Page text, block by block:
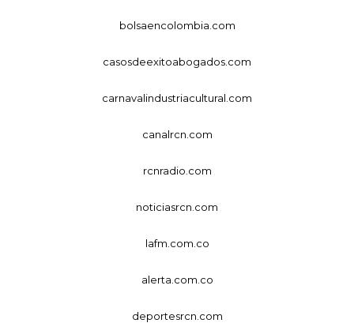
bolsaencolombia.com
casosdeexitoabogados.com
carnavalindustriacultural.com
canalrcn.com
rcnradio.com
noticiasrcn.com
lafm.com.co
alerta.com.co
deportesrcn.com